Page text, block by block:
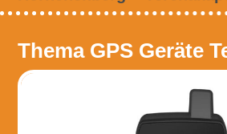
Thema GPS Geräte